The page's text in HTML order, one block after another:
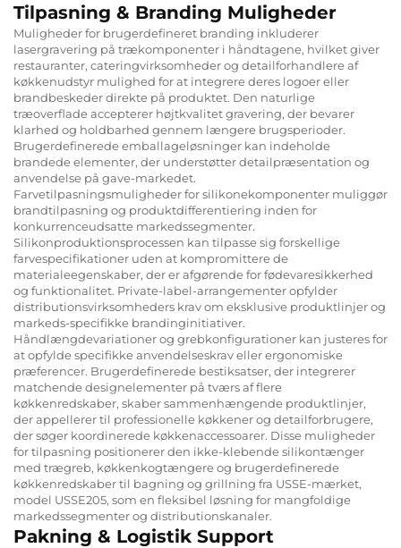
Tilpasning & Branding Muligheder
Muligheder for brugerdefineret branding inkluderer
lasergravering på trækomponenter i håndtagene, hvilket giver
restauranter, cateringvirksomheder og detailforhandlere af
køkkenudstyr mulighed for at integrere deres logoer eller
brandbeskeder direkte på produktet. Den naturlige
træoverflade accepterer højtkvalitet gravering, der bevarer
klarhed og holdbarhed gennem længere brugsperioder.
Brugerdefinerede emballageløsninger kan indeholde
brandede elementer, der understøtter detailpræsentation og
anvendelse på gave-markedet.
Farvetilpasningsmuligheder for silikonekomponenter muliggør
brandtilpasning og produktdifferentiering inden for
konkurrenceudsatte markedssegmenter.
Silikonproduktionsprocessen kan tilpasse sig forskellige
farvespecifikationer uden at kompromittere de
materialeegenskaber, der er afgørende for fødevaresikkerhed
og funktionalitet. Private-label-arrangementer opfylder
distributionsvirksomheders krav om eksklusive produktlinjer og
markeds-specifikke brandinginitiativer.
Håndlængdevariationer og grebkonfigurationer kan justeres for
at opfylde specifikke anvendelseskrav eller ergonomiske
præferencer. Brugerdefinerede bestiksatser, der integrerer
matchende designelementer på tværs af flere
køkkenredskaber, skaber sammenhængende produktlinjer,
der appellerer til professionelle køkkener og detailforbrugere,
der søger koordinerede køkkenaccessoarer. Disse muligheder
for tilpasning positionerer den ikke-klebende silikontænger
med trægreb, køkkenkogtængere og brugerdefinerede
køkkenredskaber til bagning og grillning fra USSE-mærket,
model USSE205, som en fleksibel løsning for mangfoldige
markedssegmenter og distributionskanaler.
Pakning & Logistik Support